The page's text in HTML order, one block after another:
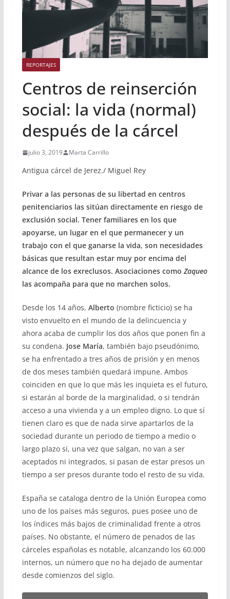
REPORTAJES
Centros de reinserción
social: la vida (normal)
después de la cárcel
julio 3, 2019 Marta Carrillo
Antigua cárcel de Jerez./ Miguel Rey
Privar a las personas de su libertad en centros
penitenciarios las sitúan directamente en riesgo de
exclusión social. Tener familiares en los que
apoyarse, un lugar en el que permanecer y un
trabajo con el que ganarse la vida, son necesidades
básicas que resultan estar muy por encima del
alcance de los exreclusos. Asociaciones comoZaqueo
las acompaña para que no marchen solos.
Desde los 14 años, Alberto (nombre ficticio) se ha
visto envuelto en el mundo de la delincuencia y
ahora acaba de cumplir los dos años que ponen fin a
su condena. Jose María, también bajo pseudónimo,
se ha enfrentado a tres años de prisión y en menos
de dos meses también quedará impune. Ambos
coinciden en que lo que más les inquieta es el futuro,
si estarán al borde de la marginalidad, o si tendrán
acceso a una vivienda y a un empleo digno. Lo que sí
tienen claro es que de nada sirve apartarlos de la
sociedad durante un periodo de tiempo a medio o
largo plazo si, una vez que salgan, no van a ser
aceptados ni integrados, si pasan de estar presos un
tiempo a ser presos durante todo el resto de su vida.
España se cataloga dentro de la Unión Europea como
uno de los países más seguros, pues posee uno de
los índices más bajos de criminalidad frente a otros
países. No obstante, el número de penados de las
cárceles españolas es notable, alcanzando los 60.000
internos, un número que no ha dejado de aumentar
desde comienzos del siglo.